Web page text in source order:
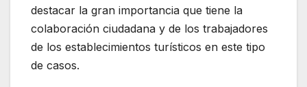
destacar la gran importancia que tiene la
colaboración ciudadana y de los trabajadores
de los establecimientos turísticos en este tipo
de casos.